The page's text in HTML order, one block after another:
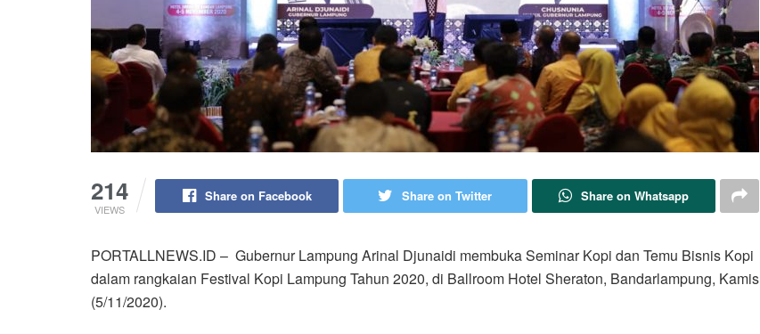
214
VIEWS
Share on Facebook Share on Twitter Share on Whatsapp
PORTALLNEWS.ID – Gubernur Lampung Arinal Djunaidi membuka Seminar Kopi dan Temu Bisnis Kopi
dalam rangkaian Festival Kopi Lampung Tahun 2020, di Ballroom Hotel Sheraton, Bandarlampung, Kamis
(5/11/2020).